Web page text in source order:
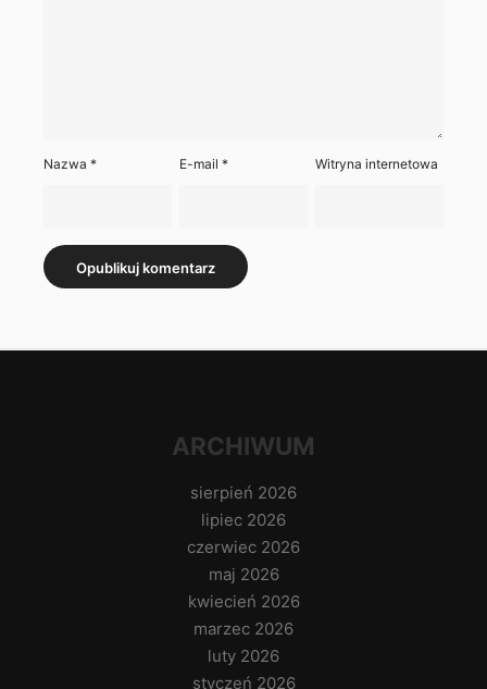
Nazwa * E-mail* Witryna internetowa
ARCHIWUM
sierpień 2026
lipiec 2026
czerwiec 2026
maj 2026
kwiecień 2026
marzec 2026
luty 2026
styczeń 2026